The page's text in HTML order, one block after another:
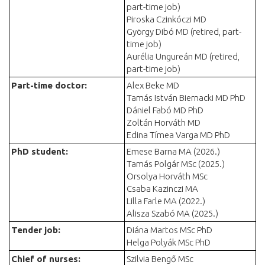
part-time job)
Piroska Czinkóczi MD
György Dibó MD (retired, part-
time job)
Aurélia Ungureán MD (retired,
part-time job)
Part-time doctor:
Alex Beke MD
Tamás István Biernacki MD PhD
Dániel Fabó MD PhD
Zoltán Horváth MD
Edina Tímea Varga MD PhD
PhD student:
Emese Barna MA (2026.)
Tamás Polgár MSc (2025.)
Orsolya Horváth MSc
Csaba Kazinczi MA
Lilla Farle MA (2022.)
Alisza Szabó MA (2025.)
Tender job:
Diána Martos MSc PhD
Helga Polyák MSc PhD
Chief of nurses: Szilvia Bengő MSc